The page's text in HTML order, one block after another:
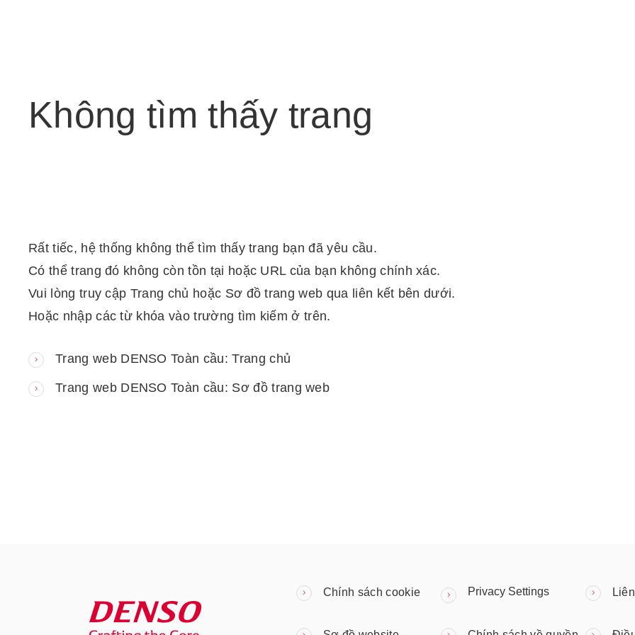
Không tìm thấy trang
Rất tiếc, hệ thống không thể tìm thấy trang bạn đã yêu cầu.
Có thể trang đó không còn tồn tại hoặc URL của bạn không chính xác.
Vui lòng truy cập Trang chủ hoặc Sơ đồ trang web qua liên kết bên dưới.
Hoặc nhập các từ khóa vào trường tìm kiếm ở trên.
Trang web DENSO Toàn cầu: Trang chủ
Trang web DENSO Toàn cầu: Sơ đồ trang web
Chính sách cookie Privacy Settings